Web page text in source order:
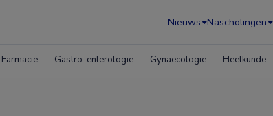
Nieuws Nascholingen
Farmacie Gastro-enterologie Gynaecologie Heelkunde